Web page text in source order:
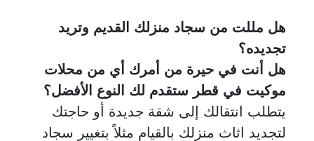
هل مللت من سجاد منزلك القديم وتريد
تجديده؟
هل أنت في حيرة من أمرك أي من محلات
موكيت في قطر ستقدم لك النوع الأفضل؟
يتطلب انتقالك إلى شقة جديدة أو حاجتك
لتجديد اثاث منزلك بالقيام مثلاً بتغيير سجاد